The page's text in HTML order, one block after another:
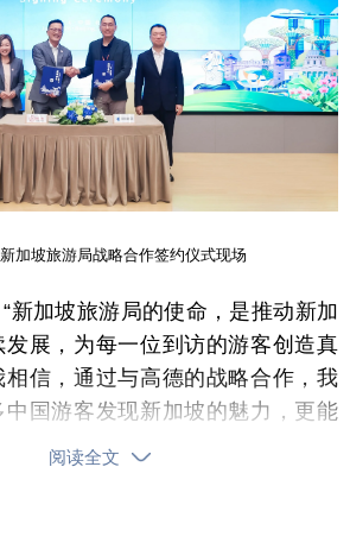
加坡旅游局战略合作签约仪式现场
新加坡旅游局的使命，是推动新加
展，为每一位到访的游客创造真
信，通过与高德的战略合作，我
国游客发现新加坡的魅力，更能
城市体验那些隐藏在街角的故事、
发布的《中国出境旅游发展年度
阅读全文